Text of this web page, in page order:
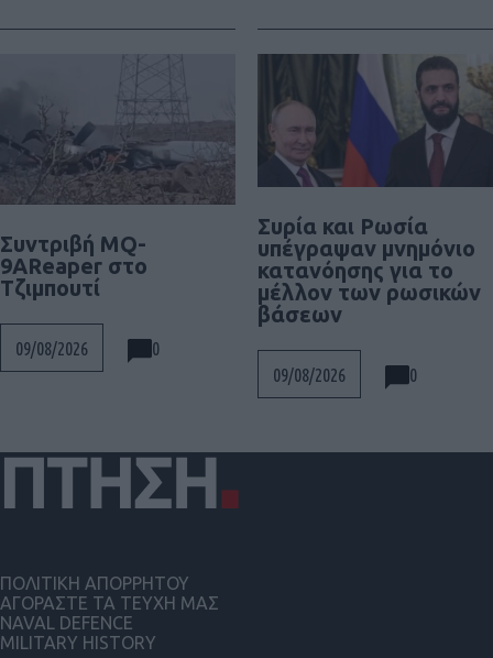
Συντριβή MQ-
9AReaper στο
Τζιμπουτί
09/08/2026 0
Συρία και Ρωσία
υπέγραψαν μνημόνιο
κατανόησης για το
μέλλον των ρωσικών
βάσεων
09/08/2026 0
ΠΟΛΙΤΙΚΗ ΑΠΟΡΡΗΤΟΥ
ΑΓΟΡΑΣΤΕ ΤΑ ΤΕΥΧΗ ΜΑΣ
NAVAL DEFENCE
MILITARY HISTORY